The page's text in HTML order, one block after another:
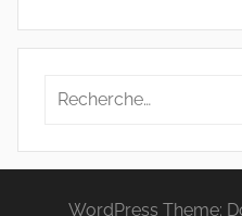
Recherche
:
WordPress Theme: